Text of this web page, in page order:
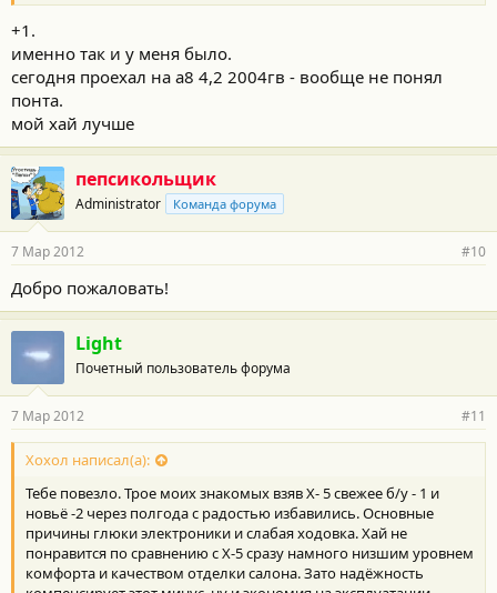
+1.
именно так и у меня было.
сегодня проехал на а8 4,2 2004гв - вообще не понял
понта.
мой хай лучше
пепсикольщик
Administrator Команда форума
7 Мар 2012 #10
Добро пожаловать!
Light
Почетный пользователь форума
7 Мар 2012 #11
Хохол написал(а):
Тебе повезло. Трое моих знакомых взяв Х- 5 свежее б/у - 1 и
новьё -2 через полгода с радостью избавились. Основные
причины глюки электроники и слабая ходовка. Хай не
понравится по сравнению с Х-5 сразу намного низшим уровнем
комфорта и качеством отделки салона. Зато надёжность